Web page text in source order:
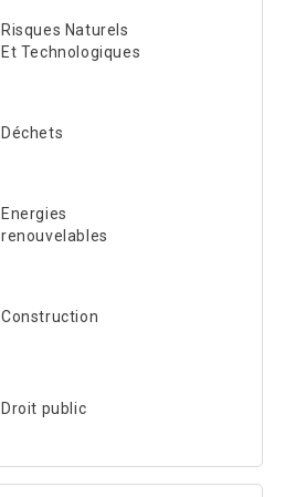
Risques Naturels
Et Technologiques
Déchets
Energies
renouvelables
Construction
Droit public